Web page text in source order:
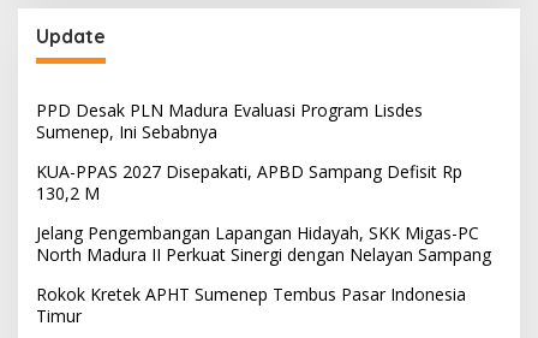
Update
PPD Desak PLN Madura Evaluasi Program Lisdes
Sumenep, Ini Sebabnya
KUA-PPAS 2027 Disepakati, APBD Sampang Defisit Rp
130,2 M
Jelang Pengembangan Lapangan Hidayah, SKK Migas-PC
North Madura II Perkuat Sinergi dengan Nelayan Sampang
Rokok Kretek APHT Sumenep Tembus Pasar Indonesia
Timur